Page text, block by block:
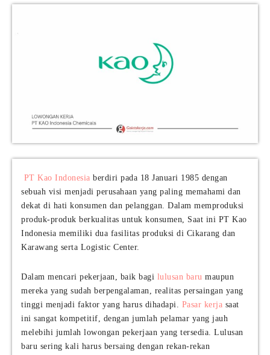
PT Kao Indonesia berdiri pada 18 Januari 1985 dengan
sebuah visi menjadi perusahaan yang paling memahami dan
dekat di hati konsumen dan pelanggan. Dalam memproduksi
produk-produk berkualitas untuk konsumen, Saat ini PT Kao
Indonesia memiliki dua fasilitas produksi di Cikarang dan
Karawang serta Logistic Center.
Dalam mencari pekerjaan, baik bagi lulusan baru maupun
mereka yang sudah berpengalaman, realitas persaingan yang
tinggi menjadi faktor yang harus dihadapi. Pasar kerja saat
ini sangat kompetitif, dengan jumlah pelamar yang jauh
melebihi jumlah lowongan pekerjaan yang tersedia. Lulusan
baru sering kali harus bersaing dengan rekan-rekan